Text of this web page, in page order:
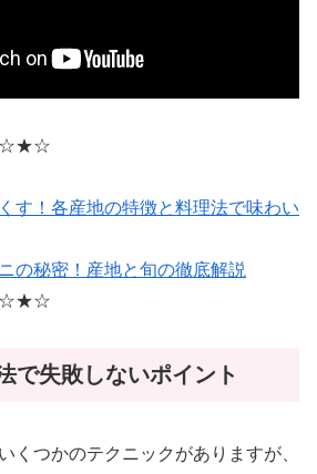
す！各産地の特徴と料理法で味わい
の秘密！産地と旬の徹底解説
で失敗しないポイント
くつかのテクニックがありますが、